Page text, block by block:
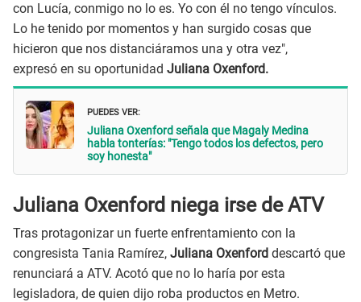
con Lucía, conmigo no lo es. Yo con él no tengo vínculos.
Lo he tenido por momentos y han surgido cosas que
hicieron que nos distanciáramos una y otra vez",
expresó en su oportunidad Juliana Oxenford.
PUEDES VER:
Juliana Oxenford señala que Magaly Medina
habla tonterías: "Tengo todos los defectos, pero
soy honesta"
Juliana Oxenford niega irse de ATV
Tras protagonizar un fuerte enfrentamiento con la
congresista Tania Ramírez, Juliana Oxenford descartó que
renunciará a ATV. Acotó que no lo haría por esta
legisladora, de quien dijo roba productos en Metro.